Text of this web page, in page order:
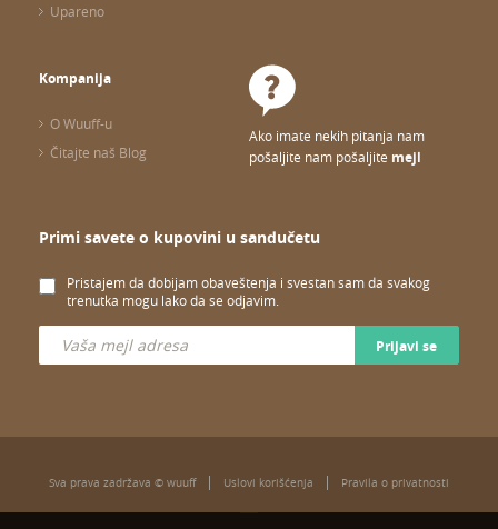
Upareno
Kompanija
O Wuuff-u
Čitajte naš Blog
Ako imate nekih pitanja nam
pošaljite nam pošaljite mejl
Primi savete o kupovini u sandučetu
Pristajem da dobijam obaveštenja i svestan sam da svakog
trenutka mogu lako da se odjavim.
Prijavi se
Sva prava zadržava © wuuff Uslovi korišćenja Pravila o privatnosti